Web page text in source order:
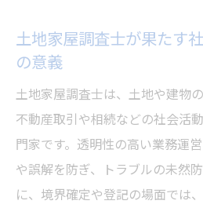
土地家屋調査士が果たす
の意義
土地家屋調査士は、土地や建物
不動産取引や相続などの社会活
門家です。透明性の高い業務運
や誤解を防ぎ、トラブルの未然
に、境界確定や登記の場面では